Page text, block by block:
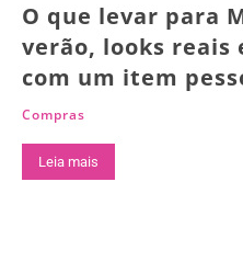
O que levar para
verão, looks reais
com um item
Compras
Leia mais